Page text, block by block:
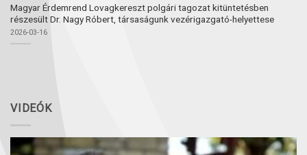
Magyar Érdemrend Lovagkereszt polgári tagozat kitüntetésben
részesült Dr. Nagy Róbert, társaságunk vezérigazgató-helyettese
2026-03-16
VIDEÓK